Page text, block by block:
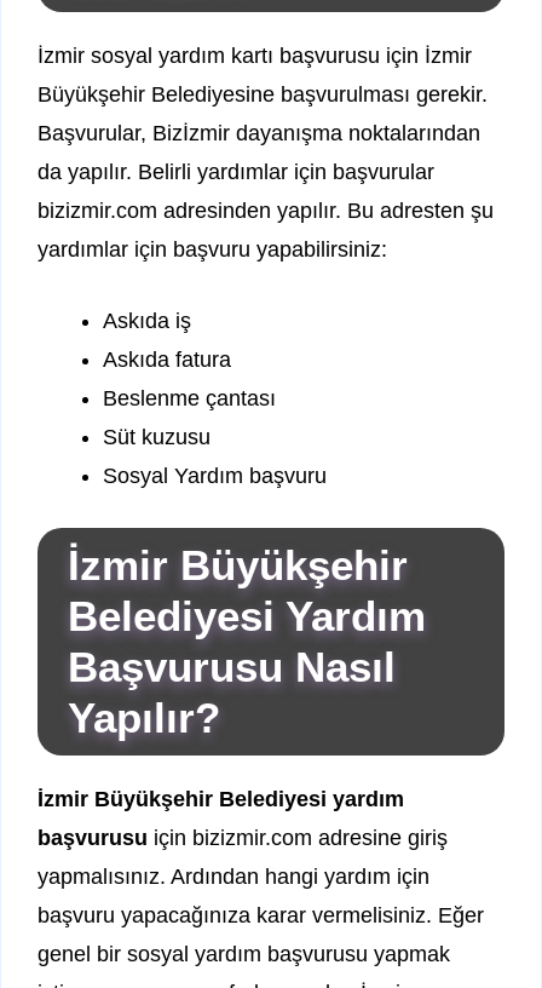
İzmir sosyal yardım kartı başvurusu için İzmir
Büyükşehir Belediyesine başvurulması gerekir.
Başvurular, Bizİzmir dayanışma noktalarından
da yapılır. Belirli yardımlar için başvurular
bizizmir.com adresinden yapılır. Bu adresten şu
yardımlar için başvuru yapabilirsiniz:
Askıda iş
Askıda fatura
Beslenme çantası
Süt kuzusu
Sosyal Yardım başvuru
İzmir Büyükşehir
Belediyesi Yardım
Başvurusu Nasıl
Yapılır?
İzmir Büyükşehir Belediyesi yardım
başvurusu için bizizmir.com adresine giriş
yapmalısınız. Ardından hangi yardım için
başvuru yapacağınıza karar vermelisiniz. Eğer
genel bir sosyal yardım başvurusu yapmak